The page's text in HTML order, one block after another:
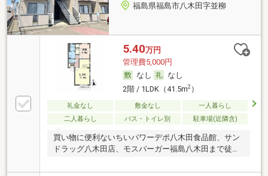
福島県福島市八木田字並柳
5.40万円
管理費5,000円
なし
なし
2階 / 1LDK（41.5m2）
礼金なし 敷金なし
一人暮らし
二人暮らし
バス・トイレ別 駐車場(近隣含)
買い物に便利ないちいパワーデポ八木田食品館、サン
ドラッグ八木田店、モスバーガー福島八木田まで徒歩